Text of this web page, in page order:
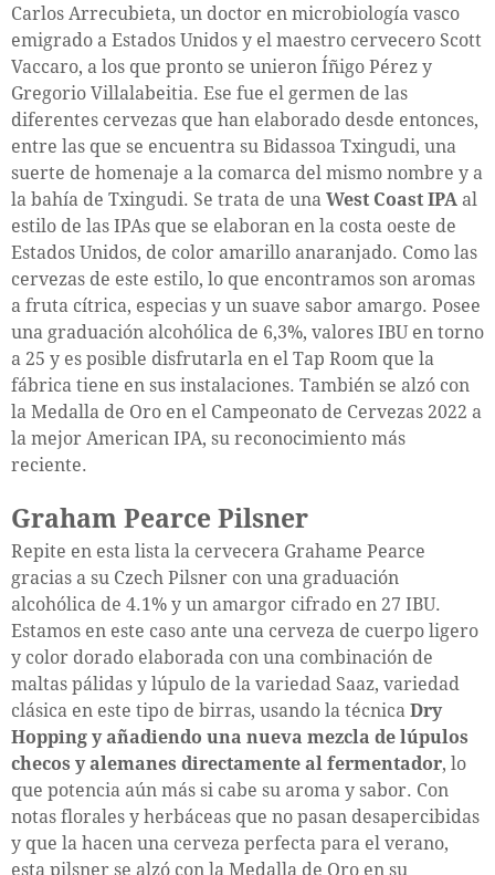
Carlos Arrecubieta, un doctor en microbiología vasco
emigrado a Estados Unidos y el maestro cervecero Scott
Vaccaro, a los que pronto se unieron Íñigo Pérez y
Gregorio Villalabeitia. Ese fue el germen de las
diferentes cervezas que han elaborado desde entonces,
entre las que se encuentra su Bidassoa Txingudi, una
suerte de homenaje a la comarca del mismo nombre y a
la bahía de Txingudi. Se trata de una West Coast IPA al
estilo de las IPAs que se elaboran en la costa oeste de
Estados Unidos, de color amarillo anaranjado. Como las
cervezas de este estilo, lo que encontramos son aromas
a fruta cítrica, especias y un suave sabor amargo. Posee
una graduación alcohólica de 6,3%, valores IBU en torno
a 25 y es posible disfrutarla en el Tap Room que la
fábrica tiene en sus instalaciones. También se alzó con
la Medalla de Oro en el Campeonato de Cervezas 2022 a
la mejor American IPA, su reconocimiento más
reciente.
Graham Pearce Pilsner
Repite en esta lista la cervecera Grahame Pearce
gracias a su Czech Pilsner con una graduación
alcohólica de 4.1% y un amargor cifrado en 27 IBU.
Estamos en este caso ante una cerveza de cuerpo ligero
y color dorado elaborada con una combinación de
maltas pálidas y lúpulo de la variedad Saaz, variedad
clásica en este tipo de birras, usando la técnica Dry
Hopping y añadiendo una nueva mezcla de lúpulos
checos y alemanes directamente al fermentador, lo
que potencia aún más si cabe su aroma y sabor. Con
notas florales y herbáceas que no pasan desapercibidas
y que la hacen una cerveza perfecta para el verano,
esta pilsner se alzó con la Medalla de Oro en su